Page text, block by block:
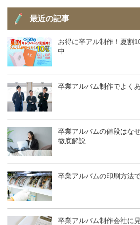
最近の記事
お得に卒アル制作！夏割
中
卒業アルバム制作でよく
卒業アルバムの値段はな
徹底解説
卒業アルバムの印刷方法
卒業アルバム制作会社に